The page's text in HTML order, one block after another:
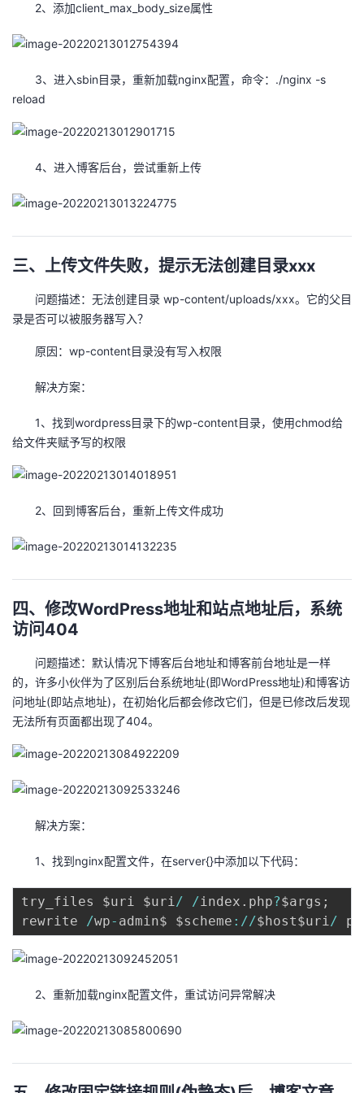
2、添加client_max_body_size属性
3、进入sbin目录，重新加载nginx配置，命令：./nginx -s
reload
4、进入博客后台，尝试重新上传
三、上传文件失败，提示无法创建目录xxx
问题描述：无法创建目录 wp-content/uploads/xxx。它的父目
录是否可以被服务器写入？
原因：wp-content目录没有写入权限
解决方案：
1、找到wordpress目录下的wp-content目录，使用chmod给
给文件夹赋予写的权限
2、回到博客后台，重新上传文件成功
四、修改WordPress地址和站点地址后，系统
访问404
问题描述：默认情况下博客后台地址和博客前台地址是一样
的，许多小伙伴为了区别后台系统地址(即WordPress地址)和博客访
问地址(即站点地址)，在初始化后都会修改它们，但是已修改后发现
无法所有页面都出现了404。
解决方案：
1、找到nginx配置文件，在server{}中添加以下代码：
try_files $uri $uri/ /index . php?$args ;
rewrite /wp- admin$ $scheme : //$host$uri/
2、重新加载nginx配置文件，重试访问异常解决